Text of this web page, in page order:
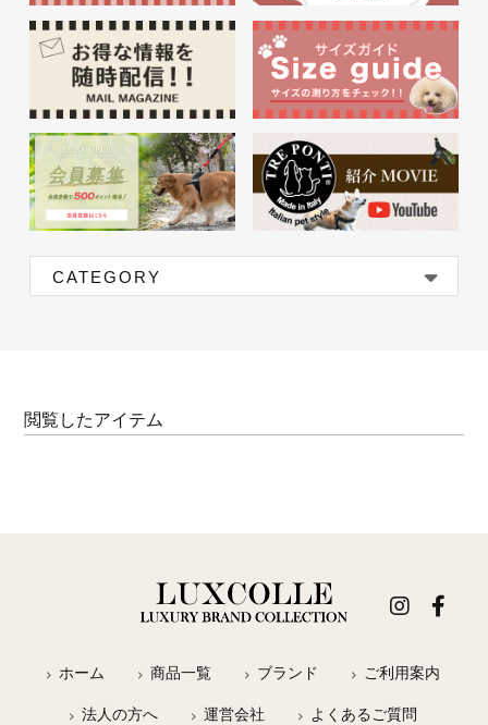
CATEGORY
閲覧したアイテム
ホーム 商品一覧 ブランド ご利用案内
法人の方へ 運営会社 よくあるご質問